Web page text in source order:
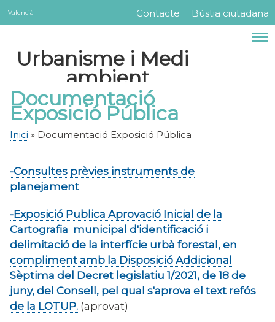
Vés
al
Valencià
Menú
superior
Contacte Bústia ciutadana
Urbanisme i Medi
ambient
Documentació
Exposició Pública
Inici Documentació Exposició Pública
-Consultes prèvies instruments de
planejament
-Exposició Publica Aprovació Inicial de la
Cartografia municipal d'identificació i
delimitació de la interfície urbà forestal, en
compliment amb la Disposició Addicional
Sèptima del Decret legislatiu 1/2021, de 18 de
juny, del Consell, pel qual s'aprova el text refós
de la LOTUP. (aprovat)